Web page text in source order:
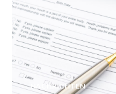
NACHRICHTEN